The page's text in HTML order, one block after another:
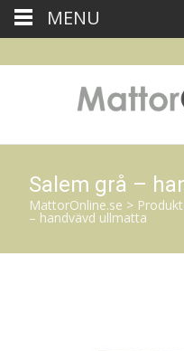
Salem grå –
MattorOnline.se >
– handvävd ullmatta
MENU